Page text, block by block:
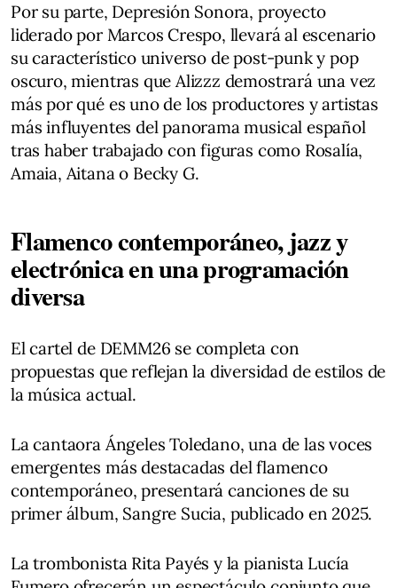
Por su parte, Depresión Sonora, proyecto
liderado por Marcos Crespo, llevará al escenario
su característico universo de post-punk y pop
oscuro, mientras que Alizzz demostrará una vez
más por qué es uno de los productores y artistas
más influyentes del panorama musical español
tras haber trabajado con figuras como Rosalía,
Amaia, Aitana o Becky G.
Flamenco contemporáneo, jazz y
electrónica en una programación
diversa
El cartel de DEMM26 se completa con
propuestas que reflejan la diversidad de estilos de
la música actual.
La cantaora Ángeles Toledano, una de las voces
emergentes más destacadas del flamenco
contemporáneo, presentará canciones de su
primer álbum, Sangre Sucia, publicado en 2025.
La trombonista Rita Payés y la pianista Lucía